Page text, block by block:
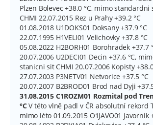
Plzen Bolevec +38.0 °C, mimo
CHMI 22.07.2015 Rez u Prahy +39.2 °C
01.08.2018 U1DOKS01 Doksany +37.9 °C
22.07.1995 H1VELI01 Velichovky +37.8 °C
05.08.2022 H2BORH01 Borohradek +37.7
20.07.2006 U2DECI01 Decin +37.6 °C,
stanicni sit CHMI 20.07.2006 Kopisty
27.07.2003 P3NETV01 Netvorice +37.5 °C
20.07.2007 B2BROD01 Brod nad Dyji
31.08.2015 C1ROZM01 Rozmital pod
°CV této vlně padl v ČR absolutní rekord
mimo léto 01.09.2015 O1JAVO01 Javornik